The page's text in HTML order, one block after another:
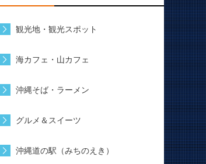
観光地・観光スポット
海カフェ・山カフェ
沖縄そば・ラーメン
グルメ＆スイーツ
沖縄道の駅（みちのえき）